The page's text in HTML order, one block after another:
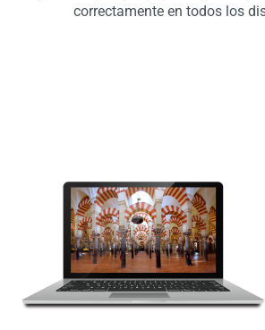
correctamente en todos los